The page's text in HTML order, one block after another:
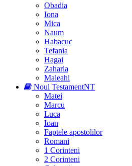
Obadia
Iona
Mica
Naum
Habacuc
Tefania
Hagai
Zaharia
Maleahi
Noul TestamentNT
Matei
Marcu
Luca
Ioan
Faptele apostolilor
Romani
1 Corinteni
2 Corinteni